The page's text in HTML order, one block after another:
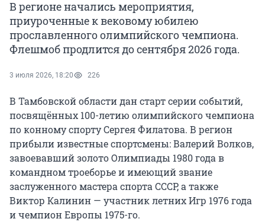
В регионе начались мероприятия,
приуроченные к вековому юбилею
прославленного олимпийского чемпиона.
Флешмоб продлится до сентября 2026 года.
3 июля 2026, 18:20 226
В Тамбовской области дан старт серии событий,
посвящённых 100-летию олимпийского чемпиона
по конному спорту Сергея Филатова. В регион
прибыли известные спортсмены: Валерий Волков,
завоевавший золото Олимпиады 1980 года в
командном троеборье и имеющий звание
заслуженного мастера спорта СССР, а также
Виктор Калинин — участник летних Игр 1976 года
и чемпион Европы 1975-го.